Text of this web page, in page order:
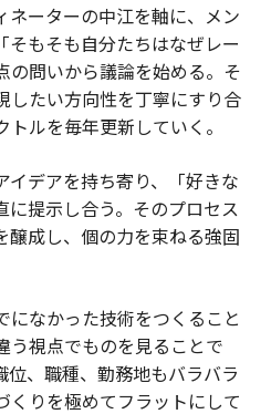
ネーターの中江を軸に、メン
そもそも自分たちはなぜレー
の問いから議論を始める。そ
したい方向性を丁寧にすり合
ルを毎年更新していく。
イデアを持ち寄り、「好きな
に提示し合う。そのプロセス
醸成し、個の力を束ねる強固
になかった技術をつくること
う視点でものを見ることで
位、職種、勤務地もバラバラ
くりを極めてフラットにして